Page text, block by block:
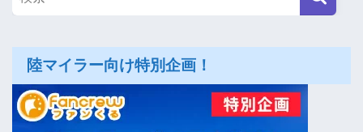
陸マイラー向け特別企画！